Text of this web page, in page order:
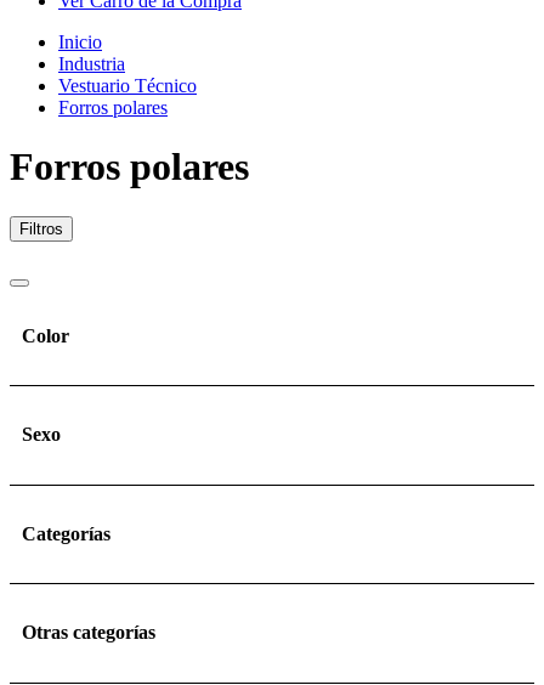
Inicio
Industria
Vestuario Técnico
Forros polares
Forros polares
Filtros
Color
Sexo
Categorías
Otras categorías